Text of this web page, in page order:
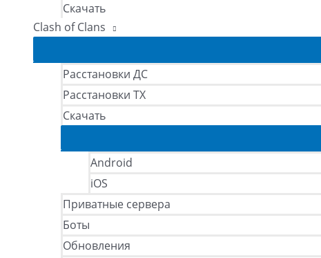
Скачать
Clash of Clans
Расстановки ДС
Расстановки ТХ
Скачать
Android
iOS
Приватные сервера
Боты
Обновления